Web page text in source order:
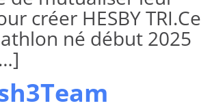
créer HESBY TRI.Ce
né début 2025